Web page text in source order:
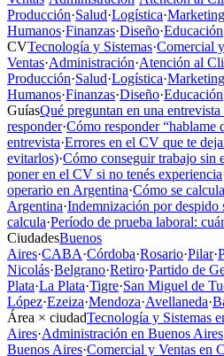
Producción·Salud·Logística·Marketing
Humanos·Finanzas·Diseño·Educación
CVTecnología y Sistemas·Comercial y
Ventas·Administración·Atención al
Producción·Salud·Logística·Marketing
Humanos·Finanzas·Diseño·Educación
GuíasQué preguntan en una
responder·Cómo responder “hablame
entrevista·Errores en el CV que te
evitarlos)·Cómo conseguir trabajo sin
poner en el CV si no tenés experiencia
operario en Argentina·Cómo se
Argentina·Indemnización por despido
calcula·Período de prueba laboral:
CiudadesBuenos
Aires·CABA·Córdoba·Rosario·Pilar·
Nicolás·Belgrano·Retiro·Partido de
Plata·La Plata·Tigre·San Miguel de
López·Ezeiza·Mendoza·Avellaneda·
Área × ciudadTecnología y Sistemas
Aires·Administración en Buenos Aires
Buenos Aires·Comercial y Ventas en